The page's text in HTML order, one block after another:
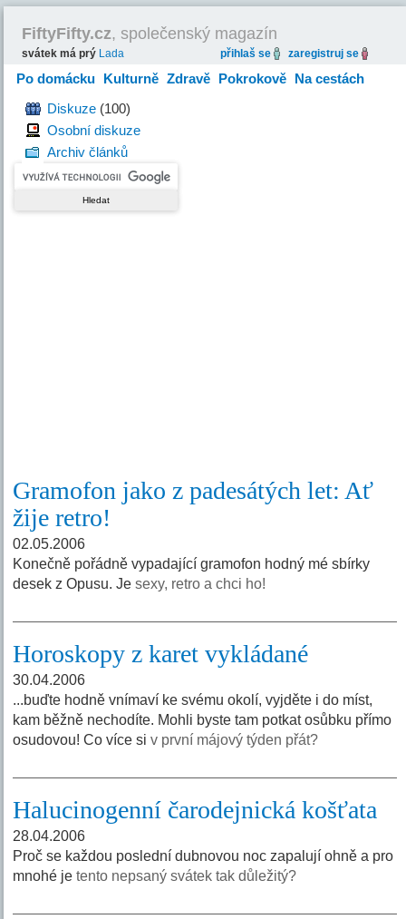
FiftyFifty.cz, společenský magazín
svátek má prý Lada přihlaš se zaregistruj se
Po domácku Kulturně Zdravě Pokrokově Na cestách
HravěDiskuze (100)
Osobní diskuze
Archiv článků
Gramofon jako z padesátých let: Ať
žije retro!
02.05.2006
Konečně pořádně vypadající gramofon hodný mé sbírky
desek z Opusu. Jesexy, retro a chci ho!
Horoskopy z karet vykládané
30.04.2006
...buďte hodně vnímaví ke svému okolí, vyjděte i do míst,
kam běžně nechodíte. Mohli byste tam potkat osůbku přímo
osudovou! Co více siv první májový týden přát?
Halucinogenní čarodejnická košťata
28.04.2006
Proč se každou poslední dubnovou noc zapalují ohně a pro
mnohé jetento nepsaný svátek tak důležitý?